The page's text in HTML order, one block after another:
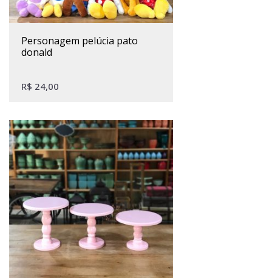
personagem pelúcia pato
donald
R$ 24,00